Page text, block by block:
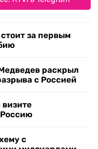
за первым
раскрыл
с Россией
визите
с